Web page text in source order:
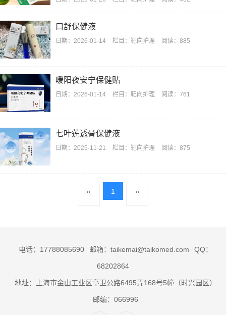
口舒保健液
日期： 2026-01-14 栏目： 靶向护理 阅读：885
暖阳夜安宁保健贴
日期： 2026-01-14 栏目： 靶向护理 阅读：761
七叶莲透骨保健液
日期： 2025-11-21 栏目： 靶向护理 阅读：875
‹‹ 1 ››
电话：17788085690 邮箱：taikemai@taikomed.com QQ：
68202864
地址：上海市金山工业区亭卫公路6495弄168号5幢（时兴园区）
邮编：066996